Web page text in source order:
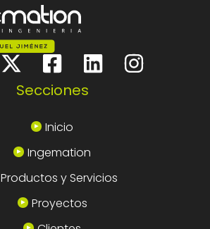
Secciones
Inicio
Ingemation
Productos y Servicios
Proyectos